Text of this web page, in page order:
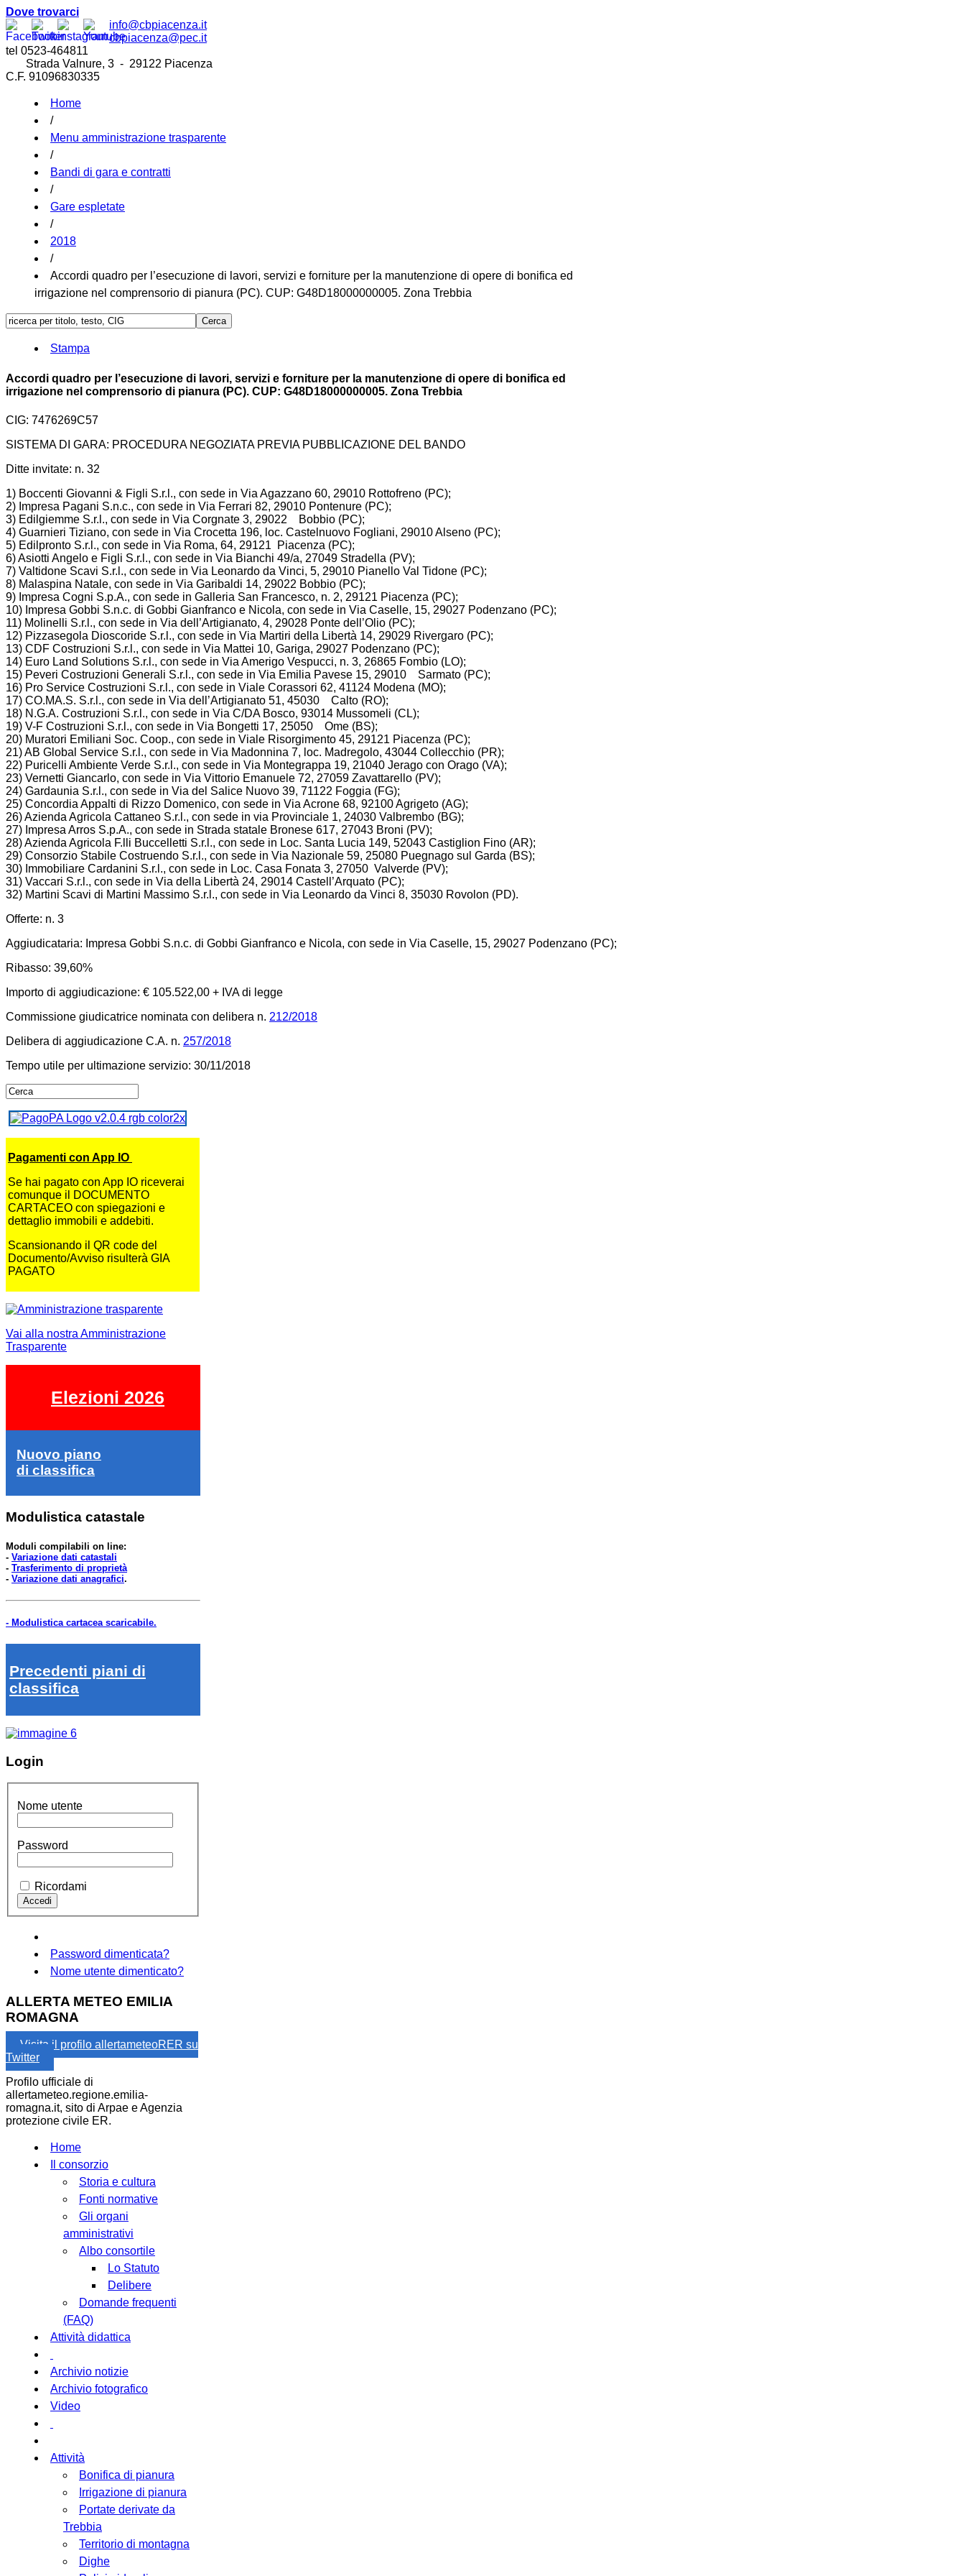
Dove trovarci
info@cbpiacenza.it
cbpiacenza@pec.it
tel 0523-464811
Strada Valnure, 3 - 29122 Piacenza
C.F. 91096830335
Home
/
Menu amministrazione trasparente
/
Bandi di gara e contratti
/
Gare espletate
/
2018
/
Accordi quadro per l’esecuzione di lavori, servizi e forniture per la manutenzione di opere di bonifica ed
irrigazione nel comprensorio di pianura (PC). CUP: G48D18000000005. Zona Trebbia
Stampa
Accordi quadro per l’esecuzione di lavori, servizi e forniture per la manutenzione di opere di bonifica ed
irrigazione nel comprensorio di pianura (PC). CUP: G48D18000000005. Zona Trebbia
CIG: 7476269C57
SISTEMA DI GARA: PROCEDURA NEGOZIATA PREVIA PUBBLICAZIONE DEL BANDO
Ditte invitate: n. 32
1) Boccenti Giovanni & Figli S.r.l., con sede in Via Agazzano 60, 29010 Rottofreno (PC);
2) Impresa Pagani S.n.c., con sede in Via Ferrari 82, 29010 Pontenure (PC);
3) Edilgiemme S.r.l., con sede in Via Corgnate 3, 29022 Bobbio (PC);
4) Guarnieri Tiziano, con sede in Via Crocetta 196, loc. Castelnuovo Fogliani, 29010 Alseno (PC);
5) Edilpronto S.r.l., con sede in Via Roma, 64, 29121 Piacenza (PC);
6) Asiotti Angelo e Figli S.r.l., con sede in Via Bianchi 49/a, 27049 Stradella (PV);
7) Valtidone Scavi S.r.l., con sede in Via Leonardo da Vinci, 5, 29010 Pianello Val Tidone (PC);
8) Malaspina Natale, con sede in Via Garibaldi 14, 29022 Bobbio (PC);
9) Impresa Cogni S.p.A., con sede in Galleria San Francesco, n. 2, 29121 Piacenza (PC);
10) Impresa Gobbi S.n.c. di Gobbi Gianfranco e Nicola, con sede in Via Caselle, 15, 29027 Podenzano (PC);
11) Molinelli S.r.l., con sede in Via dell’Artigianato, 4, 29028 Ponte dell’Olio (PC);
12) Pizzasegola Dioscoride S.r.l., con sede in Via Martiri della Libertà 14, 29029 Rivergaro (PC);
13) CDF Costruzioni S.r.l., con sede in Via Mattei 10, Gariga, 29027 Podenzano (PC);
14) Euro Land Solutions S.r.l., con sede in Via Amerigo Vespucci, n. 3, 26865 Fombio (LO);
15) Peveri Costruzioni Generali S.r.l., con sede in Via Emilia Pavese 15, 29010 Sarmato (PC);
16) Pro Service Costruzioni S.r.l., con sede in Viale Corassori 62, 41124 Modena (MO);
17) CO.MA.S. S.r.l., con sede in Via dell’Artigianato 51, 45030 Calto (RO);
18) N.G.A. Costruzioni S.r.l., con sede in Via C/DA Bosco, 93014 Mussomeli (CL);
19) V-F Costruzioni S.r.l., con sede in Via Bongetti 17, 25050 Ome (BS);
20) Muratori Emiliani Soc. Coop., con sede in Viale Risorgimento 45, 29121 Piacenza (PC);
21) AB Global Service S.r.l., con sede in Via Madonnina 7, loc. Madregolo, 43044 Collecchio (PR);
22) Puricelli Ambiente Verde S.r.l., con sede in Via Montegrappa 19, 21040 Jerago con Orago (VA);
23) Vernetti Giancarlo, con sede in Via Vittorio Emanuele 72, 27059 Zavattarello (PV);
24) Gardaunia S.r.l., con sede in Via del Salice Nuovo 39, 71122 Foggia (FG);
25) Concordia Appalti di Rizzo Domenico, con sede in Via Acrone 68, 92100 Agrigeto (AG);
26) Azienda Agricola Cattaneo S.r.l., con sede in via Provinciale 1, 24030 Valbrembo (BG);
27) Impresa Arros S.p.A., con sede in Strada statale Bronese 617, 27043 Broni (PV);
28) Azienda Agricola F.lli Buccelletti S.r.l., con sede in Loc. Santa Lucia 149, 52043 Castiglion Fino (AR);
29) Consorzio Stabile Costruendo S.r.l., con sede in Via Nazionale 59, 25080 Puegnago sul Garda (BS);
30) Immobiliare Cardanini S.r.l., con sede in Loc. Casa Fonata 3, 27050 Valverde (PV);
31) Vaccari S.r.l., con sede in Via della Libertà 24, 29014 Castell’Arquato (PC);
32) Martini Scavi di Martini Massimo S.r.l., con sede in Via Leonardo da Vinci 8, 35030 Rovolon (PD).
Offerte: n. 3
Aggiudicataria: Impresa Gobbi S.n.c. di Gobbi Gianfranco e Nicola, con sede in Via Caselle, 15, 29027 Podenzano (PC);
Ribasso: 39,60%
Importo di aggiudicazione: € 105.522,00 + IVA di legge
Commissione giudicatrice nominata con delibera n. 212/2018
Delibera di aggiudicazione C.A. n. 257/2018
Tempo utile per ultimazione servizio: 30/11/2018
Pagamenti con App IO
Se hai pagato con App IO riceverai
comunque il DOCUMENTO
CARTACEO con spiegazioni e
dettaglio immobili e addebiti.
Scansionando il QR code del
Documento/Avviso risulterà GIA
PAGATO
Vai alla nostra Amministrazione
Trasparente
Elezioni 2026
Nuovo piano
di classifica
Modulistica catastale
Moduli compilabili on line:
- Variazione dati catastali
- Trasferimento di proprietà
- Variazione dati anagrafici.
- Modulistica cartacea scaricabile.
Precedenti piani di
classifica
Login
Nome utente
Password
Ricordami
Password dimenticata?
Nome utente dimenticato?
ALLERTA METEO EMILIA
ROMAGNA
Visita il profilo allertameteoRER su
Twitter
Profilo ufficiale di
allertameteo.regione.emilia-
romagna.it, sito di Arpae e Agenzia
protezione civile ER.
Home
Il consorzio
Storia e cultura
Fonti normative
Gli organi
amministrativi
Albo consortile
Lo Statuto
Delibere
Domande frequenti
(FAQ)
Attività didattica
Archivio notizie
Archivio fotografico
Video
Attività
Bonifica di pianura
Irrigazione di pianura
Portate derivate da
Trebbia
Territorio di montagna
Dighe